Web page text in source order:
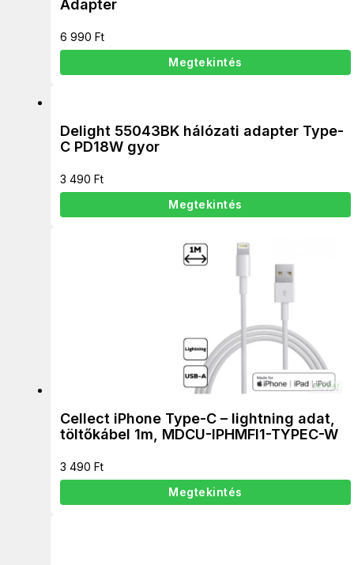
Adapter
6 990 Ft
Megtekintés
Delight 55043BK hálózati adapter Type-
C PD18W gyor
3 490 Ft
Megtekintés
Cellect iPhone Type-C – lightning adat,
töltőkábel 1m, MDCU-IPHMFI1-TYPEC-W
3 490 Ft
Megtekintés